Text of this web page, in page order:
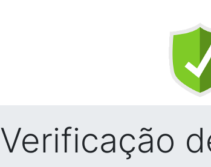
Verificação